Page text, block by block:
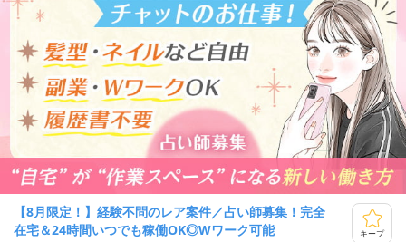
【8月限定！】経験不問のレア案件／占い師募集！完全
在宅＆24時間いつでも稼働OK◎Wワーク可能
キープ